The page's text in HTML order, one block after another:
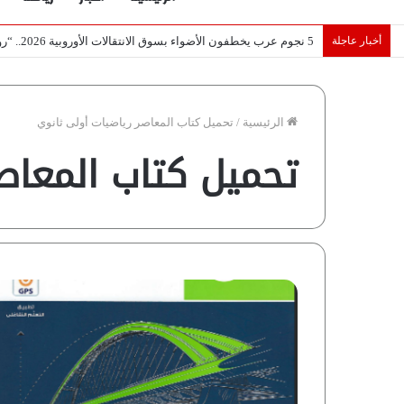
أخبار عاجلة تصريح أثار القلق.. مسؤول بالغرفة التجارية يوضح حقيقة غش
الرئيسية / تحميل كتاب المعاصر رياضيات أولى ثانوي
تحميل كتاب